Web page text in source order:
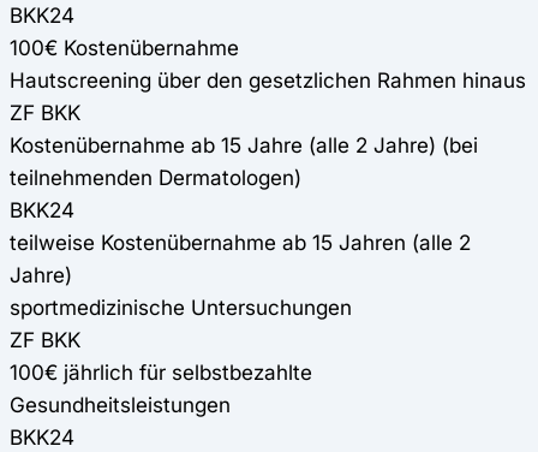
BKK24
100€ Kostenübernahme
Hautscreening über den gesetzlichen Rahmen hinaus
ZF BKK
Kostenübernahme ab 15 Jahre (alle 2 Jahre) (bei
teilnehmenden Dermatologen)
BKK24
teilweise Kostenübernahme ab 15 Jahren (alle 2
Jahre)
sportmedizinische Untersuchungen
ZF BKK
100€ jährlich für selbstbezahlte
Gesundheitsleistungen
BKK24